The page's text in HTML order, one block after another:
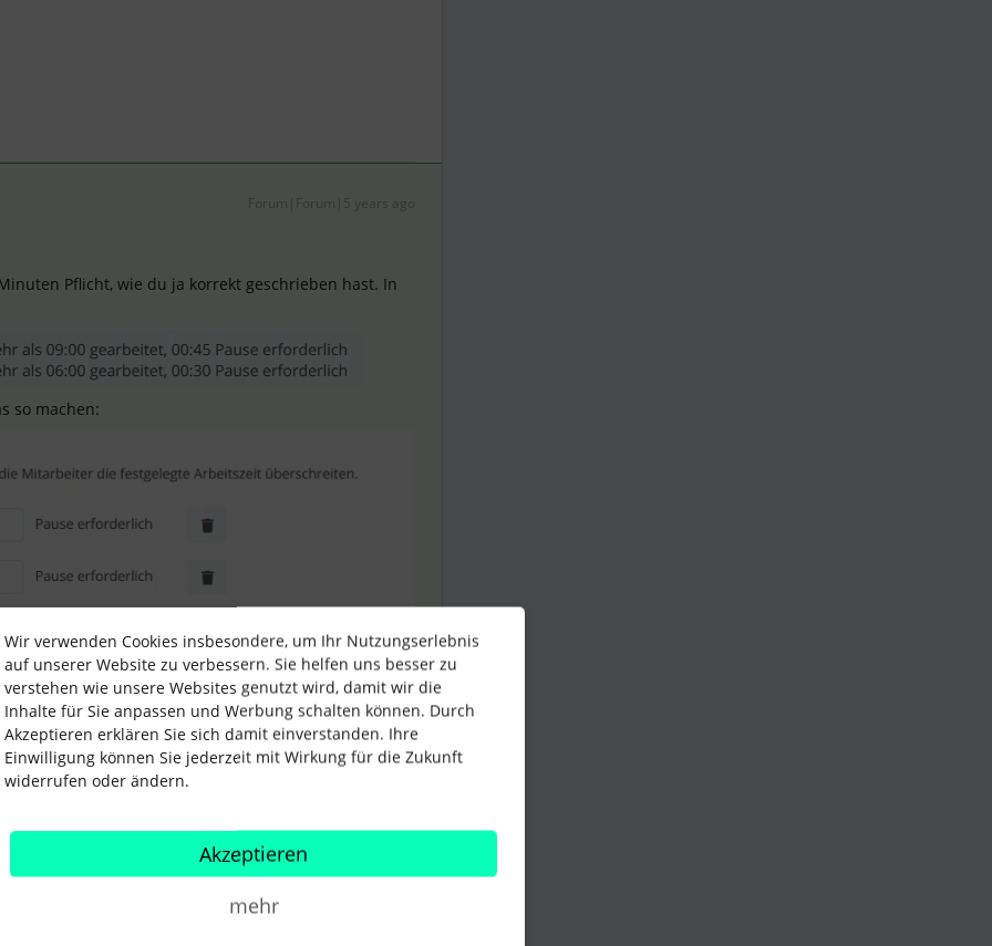
Pflicht, wie du ja korrekt geschrieben hast. In
so machen:
aber nur 30 Minuten Pause eingibt, gibt das ein
es einzugeben, tut Personio aber nicht.
Wir verwenden Cookies insbesondere, um Ihr Nutzungserlebnis
auf unserer Website zu verbessern. Sie helfen uns besser zu
verstehen wie unsere Websites genutzt wird, damit wir die
Inhalte für Sie anpassen und Werbung schalten können. Durch
Akzeptieren erklären Sie sich damit einverstanden. Ihre
Einwilligung können Sie jederzeit mit Wirkung für die Zukunft
widerrufen oder ändern.
Akzeptieren
mehr